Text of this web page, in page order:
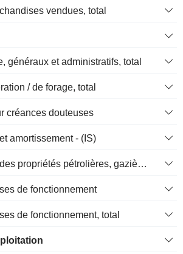
vendues, total
généraux et administratifs, total
/ de forage, total
créances douteuses
amortissement - (IS)
Dépréciation des propriétés pétrolières, gazières et minérales - (IS)
de fonctionnement
de fonctionnement, total